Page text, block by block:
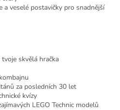
a veselé postavičky pro snadnější
skvělá hračka
za posledních 30 let
kvízy
LEGO Technic modelů